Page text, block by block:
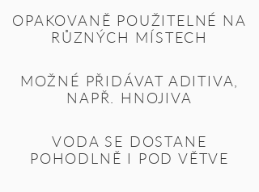
OPAKOVANĚ POUŽITELNÉ NA
RŮZNÝCH MÍSTECH
MOŽNÉ PŘIDÁVAT ADITIVA,
NAPŘ. HNOJIVA
VODA SE DOSTANE
POHODLNĚ I POD VĚTVE